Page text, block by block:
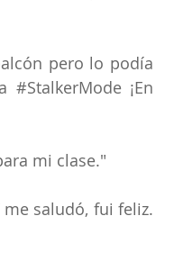
pero lo podía
#StalkerMode ¡En
mi clase."
saludó, fui feliz.